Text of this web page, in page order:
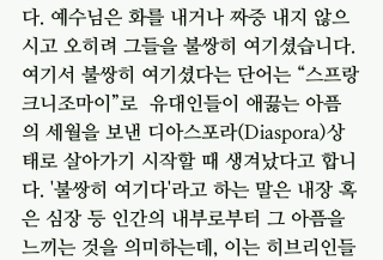
다. 예수님은 화를 내거나 짜증 내지 않으
시고 오히려 그들을 불쌍히 여기셨습니다.
여기서 불쌍히 여기셨다는 단어는 “스프랑
크니조마이”로  유대인들이 애끓는 아픔
의 세월을 보낸 디아스포라(Diaspora)상
태로 살아가기 시작할 때 생겨났다고 합니
다. '불쌍히 여기다'라고 하는 말은 내장 혹
은 심장 등 인간의 내부로부터 그 아픔을
느끼는 것을 의미하는데, 이는 히브리인들